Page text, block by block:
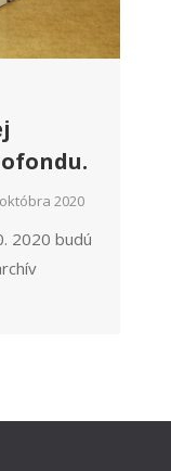
2020
2020 budú